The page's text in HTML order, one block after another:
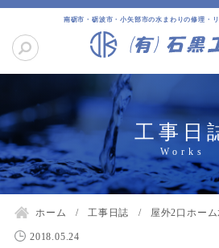
南砺市・砺波市・小矢部市の水まわりの修理・
工事日
ホーム 工事日誌 屋外2口ホー
2018.05.24